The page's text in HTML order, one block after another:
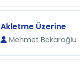
Akletme Üzerine
Mehmet Bekaroğlu